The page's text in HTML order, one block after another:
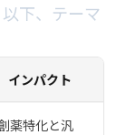
下、テーマ
インパクト
薬特化と汎